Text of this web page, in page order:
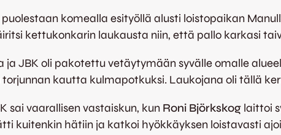
komealla esityöllä alusti loistopaikan
kettukonkarin laukausta niin, että pallo karkasi
JBK oli pakotettu vetäytymään syvälle omalle
kautta kulmapotkuksi. Laukojana oli tällä
sai vaarallisen vastaiskun, kun Roni Björkskog laittoi
kuitenkin hätiin ja katkoi hyökkäyksen loistavasti